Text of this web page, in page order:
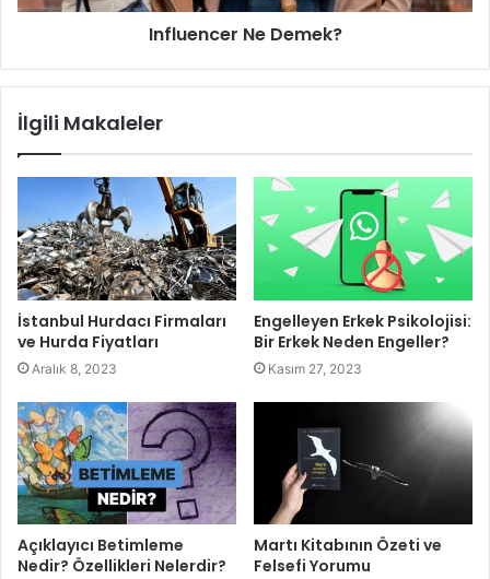
Influencer Ne Demek?
İlgili Makaleler
İstanbul Hurdacı Firmaları
ve Hurda Fiyatları
Aralık 8, 2023
Engelleyen Erkek Psikolojisi:
Bir Erkek Neden Engeller?
Kasım 27, 2023
Açıklayıcı Betimleme
Nedir? Özellikleri Nelerdir?
Martı Kitabının Özeti ve
Felsefi Yorumu